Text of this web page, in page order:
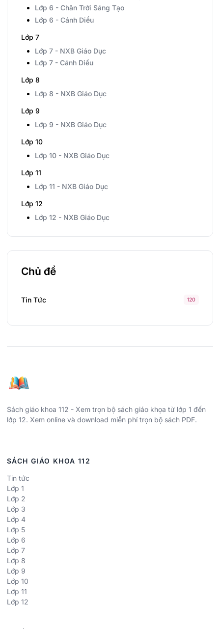
Lớp 6 - Chân Trời Sáng Tạo
Lớp 6 - Cánh Diều
Lớp 7
Lớp 7 - NXB Giáo Dục
Lớp 7 - Cánh Diều
Lớp 8
Lớp 8 - NXB Giáo Dục
Lớp 9
Lớp 9 - NXB Giáo Dục
Lớp 10
Lớp 10 - NXB Giáo Dục
Lớp 11
Lớp 11 - NXB Giáo Dục
Lớp 12
Lớp 12 - NXB Giáo Dục
Chủ đề
Tin Tức 120
Sách giáo khoa 112 - Xem trọn bộ sách giáo khọa từ lớp 1 đến
lớp 12. Xem online và download miễn phí trọn bộ sách PDF.
SÁCH GIÁO KHOA 112
Tin tức
Lớp 1
Lớp 2
Lớp 3
Lớp 4
Lớp 5
Lớp 6
Lớp 7
Lớp 8
Lớp 9
Lớp 10
Lớp 11
Lớp 12